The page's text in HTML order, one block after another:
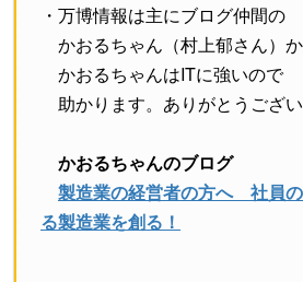
・万博情報は主にブログ仲間の
かおるちゃん（村上郁さん）か
かおるちゃんはITに強いので
助かります。ありがとうござい
かおるちゃんのブログ
製造業の経営者の方へ 社員
る製造業を創る！